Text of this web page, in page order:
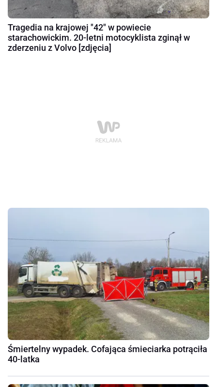
Tragedia na krajowej "42" w powiecie
starachowickim. 20-letni motocyklista zginął w
zderzeniu z Volvo [zdjęcia]
Śmiertelny wypadek. Cofająca śmieciarka potrąciła
40-latka